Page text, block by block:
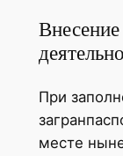
При
месте